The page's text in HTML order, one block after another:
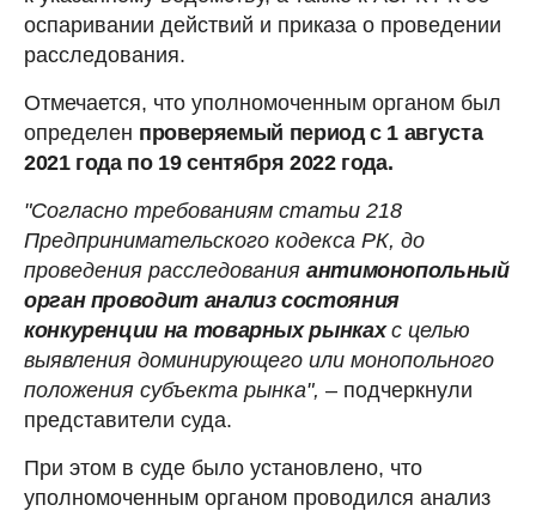
оспаривании действий и приказа о проведении
расследования.
Отмечается, что уполномоченным органом был
определен проверяемый период с 1 августа
2021 года по 19 сентября 2022 года.
"Согласно требованиям статьи 218
Предпринимательского кодекса РК, до
проведения расследования антимонопольный
орган проводит анализ состояния
конкуренции на товарных рынкахс целью
выявления доминирующего или монопольного
положения субъекта рынка", – подчеркнули
представители суда.
При этом в суде было установлено, что
уполномоченным органом проводился анализ